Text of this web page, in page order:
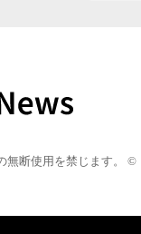
無断使用を禁じます。 ©